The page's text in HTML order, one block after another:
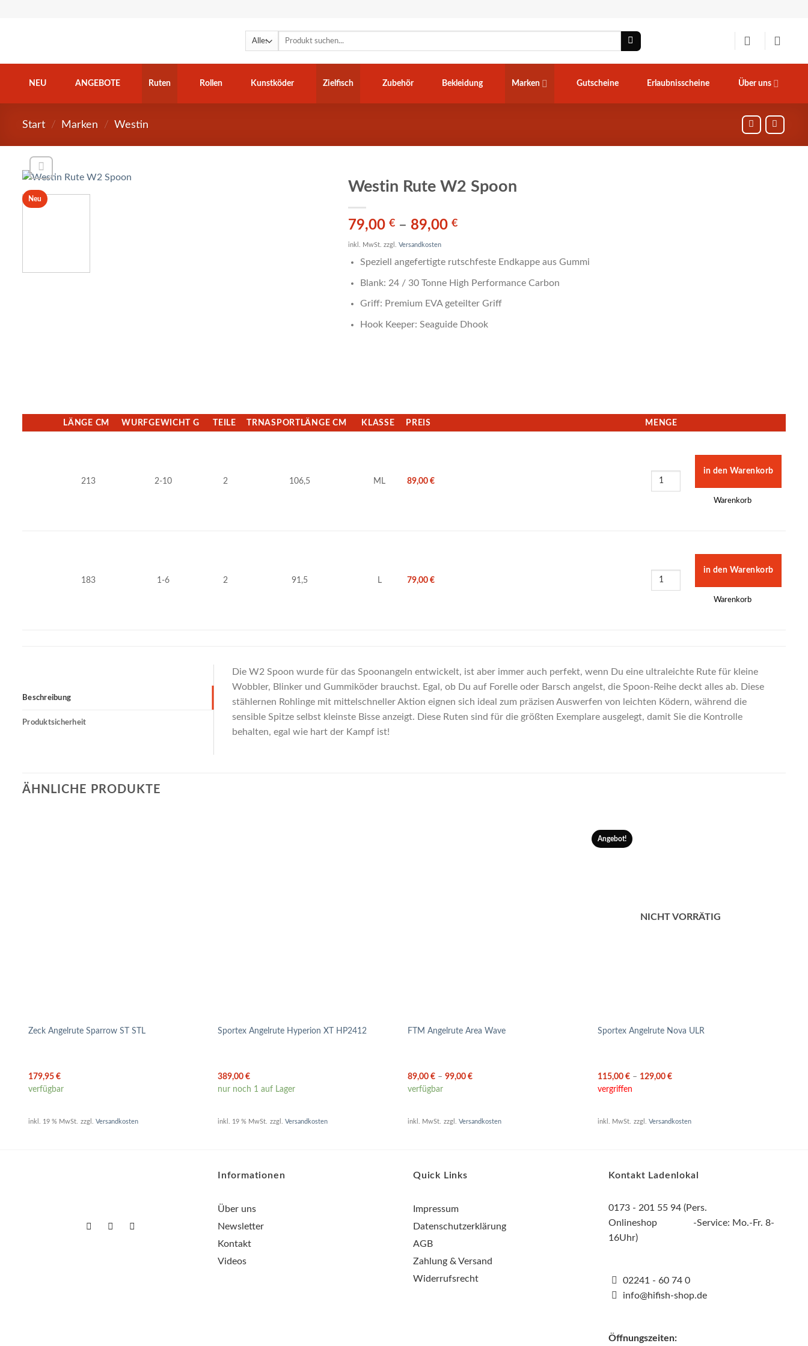
Suchen
NEU ANGEBOTE Ruten Rollen Kunstköder Zielfisch Zubehör Bekleidung Marken Gutscheine Erlaubnisscheine Über uns
Start / Marken / Westin
Neu
Westin Rute W2 Spoon
79,00 €– 89,00 €
inkl. MwSt. zzgl. Versandkosten
Speziell angefertigte rutschfeste Endkappe aus Gummi
Blank: 24 / 30 Tonne High Performance Carbon
Griff: Premium EVA geteilter Griff
Hook Keeper: Seaguide Dhook
LÄNGE CM WURFGEWICHT G TEILE TRNASPORTLÄNGE CM KLASSE PREIS MENGE
213 2-10 2 106,5 ML 89,00 €
Warenkorb
183 1-6 2 91,5 L 79,00 €
Warenkorb
Beschreibung
Produktsicherheit
Die W2 Spoon wurde für das Spoonangeln entwickelt, ist aber immer auch perfekt, wenn Du eine ultraleichte Rute für kleine
Wobbler, Blinker und Gummiköder brauchst. Egal, ob Du auf Forelle oder Barsch angelst, die Spoon-Reihe deckt alles ab. Diese
stählernen Rohlinge mit mittelschneller Aktion eignen sich ideal zum präzisen Auswerfen von leichten Ködern, während die
sensible Spitze selbst kleinste Bisse anzeigt. Diese Ruten sind für die größten Exemplare ausgelegt, damit Sie die Kontrolle
behalten, egal wie hart der Kampf ist!
ÄHNLICHE PRODUKTE
Zeck Angelrute Sparrow ST STL
179,95 €
verfügbar
inkl. 19 % MwSt. zzgl. Versandkosten
Sportex Angelrute Hyperion XT HP2412
389,00€
nur noch 1 auf Lager
inkl. 19 % MwSt. zzgl.Versandkosten
FTM Angelrute Area Wave
89,00€ –99,00€
verfügbar
inkl. MwSt. zzgl.Versandkosten
Angebot!
NICHT VORRÄTIG
Sportex Angelrute Nova ULR
115,00 €– 129,00 €
vergriffen
inkl. MwSt. zzgl. Versandkosten
Informationen
Über uns
Newsletter
Kontakt
Videos
Quick Links
Impressum
Datenschutzerklärung
AGB
Zahlung & Versand
Widerrufsrecht
Kontakt Ladenlokal
0173 - 201 55 94 (Pers.
Onlineshop -Service: Mo.-Fr. 8-
16Uhr)
02241 - 60 74 0
info@hifish-shop.de
Öffnungszeiten: